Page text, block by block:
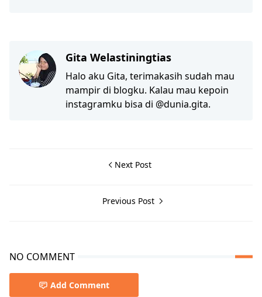
Gita Welastiningtias
Halo aku Gita, terimakasih sudah mau
mampir di blogku. Kalau mau kepoin
instagramku bisa di @dunia.gita.
Next Post
Previous Post
NO COMMENT
Add Comment